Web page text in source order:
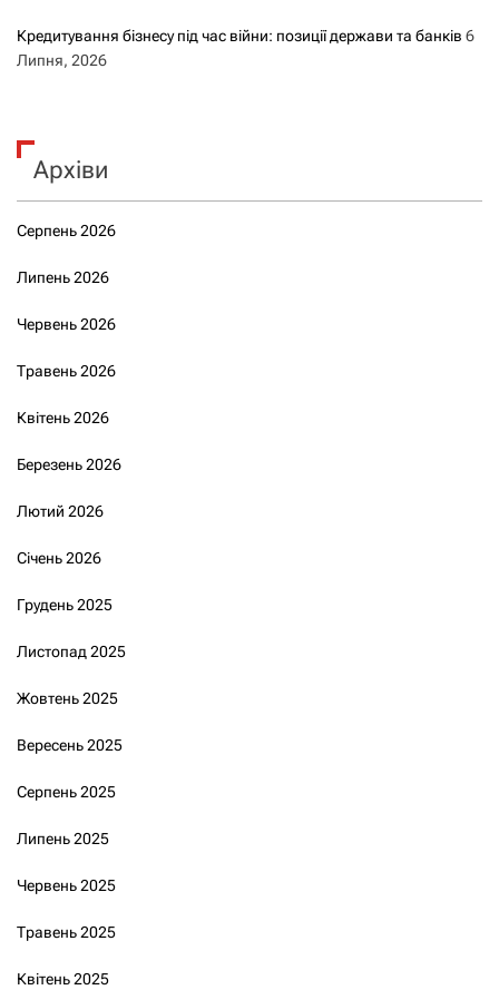
Кредитування бізнесу під час війни: позиції держави та банків 6
Липня, 2026
Архіви
Серпень 2026
Липень 2026
Червень 2026
Травень 2026
Квітень 2026
Березень 2026
Лютий 2026
Січень 2026
Грудень 2025
Листопад 2025
Жовтень 2025
Вересень 2025
Серпень 2025
Липень 2025
Червень 2025
Травень 2025
Квітень 2025